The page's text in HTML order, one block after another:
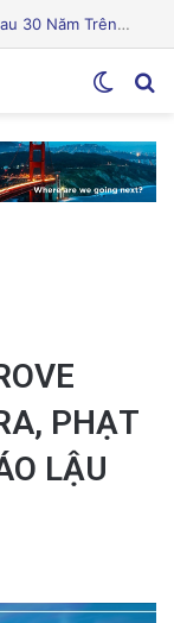
hấp dẫn
PHẠT
LẬU